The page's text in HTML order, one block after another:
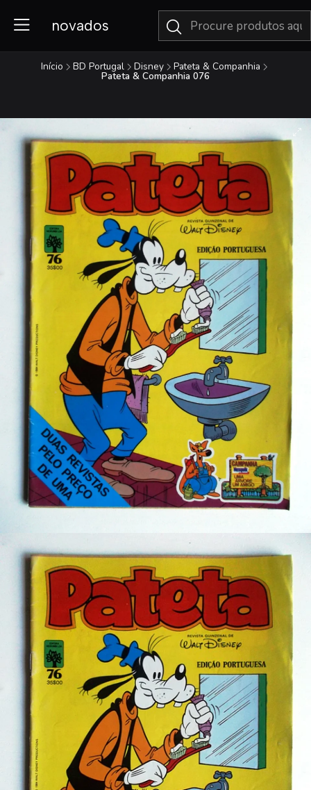
novados
Início BD Portugal Disney Pateta & Companhia
Pateta & Companhia 076